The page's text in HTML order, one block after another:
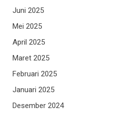
Juni 2025
Mei 2025
April 2025
Maret 2025
Februari 2025
Januari 2025
Desember 2024